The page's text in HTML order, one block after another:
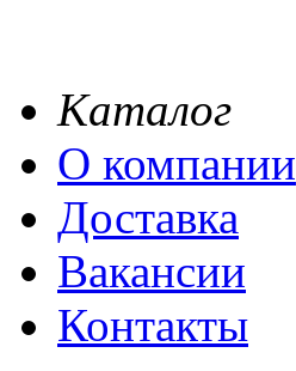
Каталог
О компании
Доставка
Вакансии
Контакты